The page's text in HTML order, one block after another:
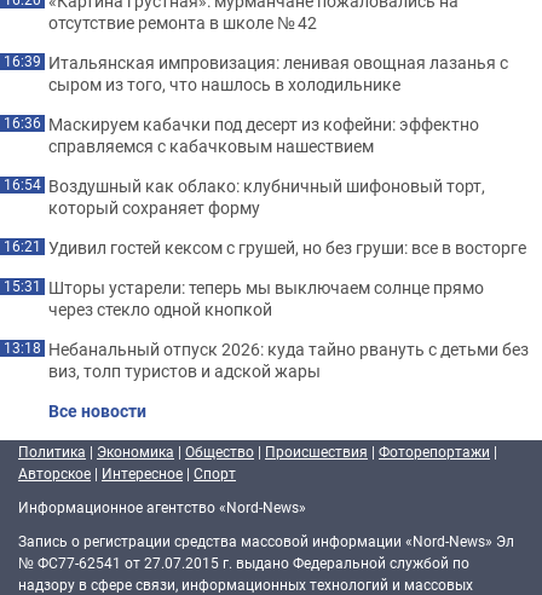
отсутствие ремонта в школе № 42
16:39 Итальянская импровизация: ленивая овощная лазанья с
сыром из того, что нашлось в холодильнике
16:36 Маскируем кабачки под десерт из кофейни: эффектно
справляемся с кабачковым нашествием
16:54 Воздушный как облако: клубничный шифоновый торт,
который сохраняет форму
16:21 Удивил гостей кексом с грушей, но без груши: все в восторге
15:31 Шторы устарели: теперь мы выключаем солнце прямо
через стекло одной кнопкой
13:18 Небанальный отпуск 2026: куда тайно рвануть с детьми без
виз, толп туристов и адской жары
Все новости
Политика | Экономика | Общество | Происшествия | Фоторепортажи |
Авторское | Интересное | Спорт
Информационное агентство «Nord-News»
Запись о регистрации средства массовой информации «Nord-News» Эл
№ ФС77-62541 от 27.07.2015 г. выдано Федеральной службой по
надзору в сфере связи, информационных технологий и массовых